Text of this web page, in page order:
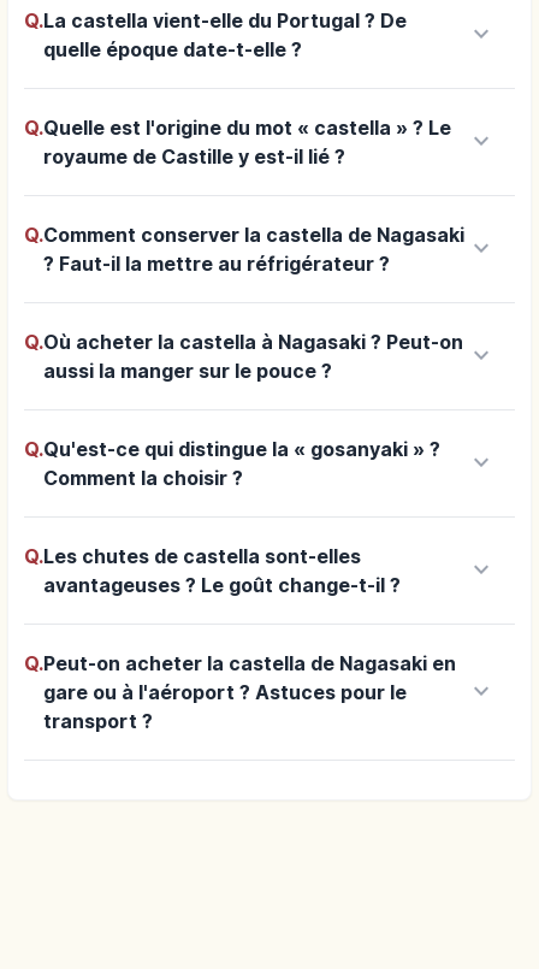
Q.La castella vient-elle du Portugal ? De
quelle époque date-t-elle ?
keyboard_arrow_down
Q.Quelle est l'origine du mot « castella » ? Le
royaume de Castille y est-il lié ?
keyboard_arrow_down
Q.Comment conserver la castella de Nagasaki
? Faut-il la mettre au réfrigérateur ?
keyboard_arrow_down
Q.Où acheter la castella à Nagasaki ? Peut-on
aussi la manger sur le pouce ?
keyboard_arrow_down
Q.Qu'est-ce qui distingue la « gosanyaki » ?
Comment la choisir ?
keyboard_arrow_down
Q.Les chutes de castella sont-elles
avantageuses ? Le goût change-t-il ?
keyboard_arrow_down
Q.Peut-on acheter la castella de Nagasaki en
gare ou à l'aéroport ? Astuces pour le
transport ?
keyboard_arrow_down